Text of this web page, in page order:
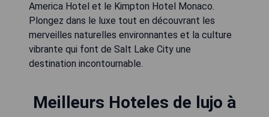
America Hotel et le Kimpton Hotel Monaco.
Plongez dans le luxe tout en découvrant les
merveilles naturelles environnantes et la culture
vibrante qui font de Salt Lake City une
destination incontournable.
Meilleurs Hoteles de lujo à